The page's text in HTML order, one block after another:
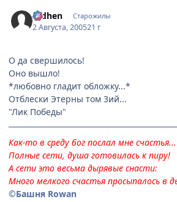
Aidhen Старожилы
2 Августа, 200521 г
О да свершилось!
Оно вышло!
*любовно гладит обложку...*
Отблески Этерны том 3ий...
"Лик Победы"
Как-то в среду бог послал мне счастья...
Полные сети, душа готовилась к пиру!
А сети это весьма дырявые снасти:
Много мелкого счастья просыпалось в
©Башня Rowan